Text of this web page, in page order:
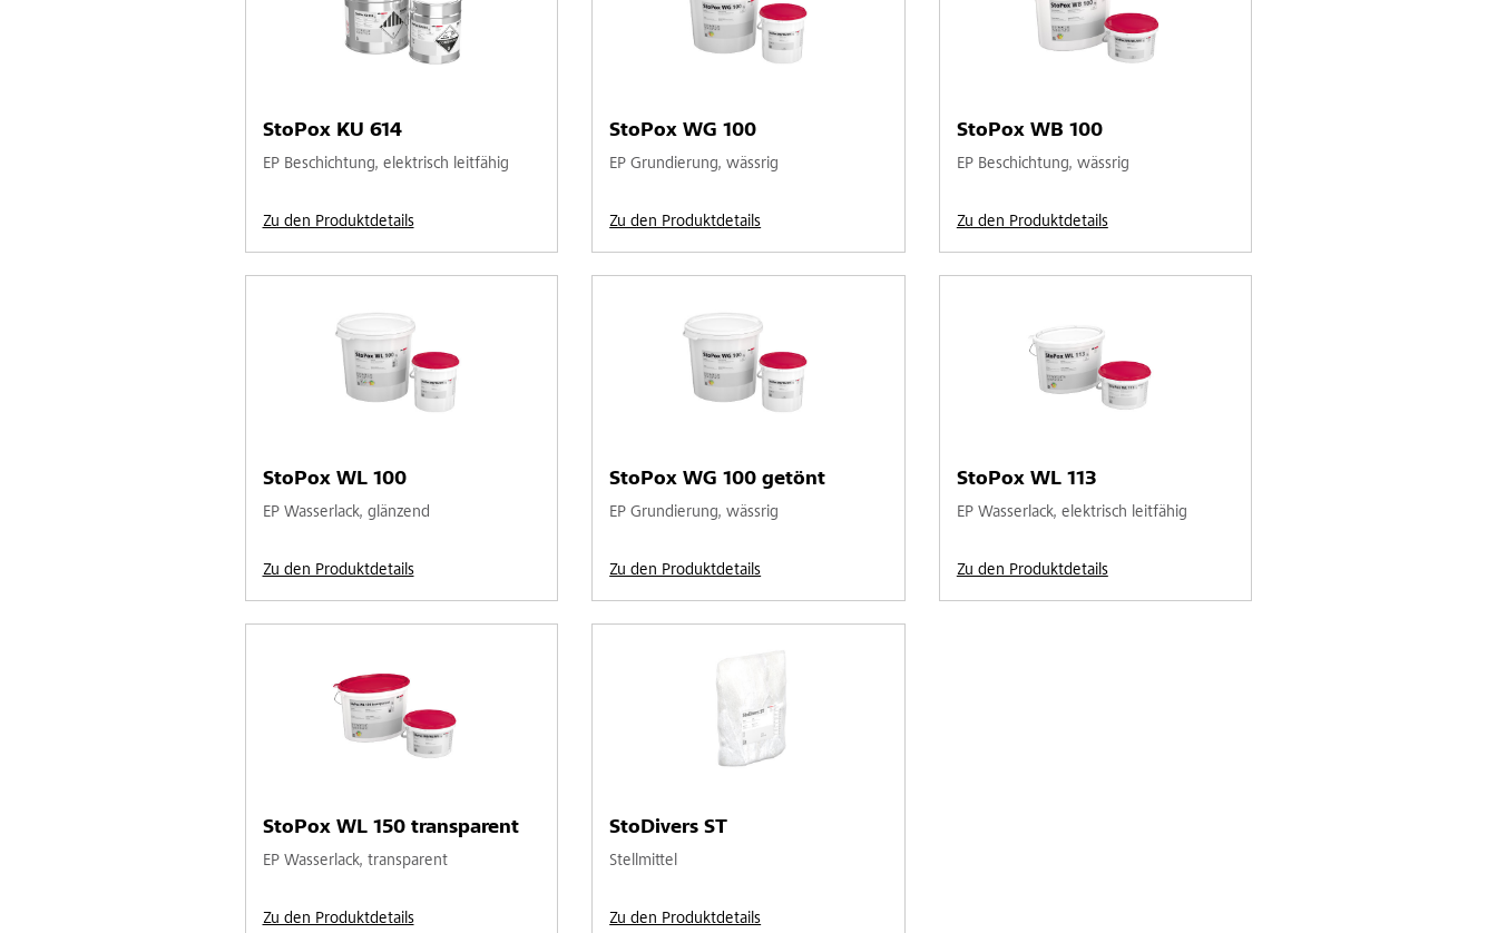
StoPox KU 614
EP Beschichtung, elektrisch leitfähig
Zu den Produktdetails
StoPox WG 100
EP Grundierung, wässrig
Zu den Produktdetails
StoPox WB 100
EP Beschichtung, wässrig
Zu den Produktdetails
StoPox WL 100
EP Wasserlack, glänzend
Zu den Produktdetails
StoPox WG 100 getönt
EP Grundierung, wässrig
Zu den Produktdetails
StoPox WL 113
EP Wasserlack, elektrisch leitfähig
Zu den Produktdetails
StoPox WL 150 transparent
EP Wasserlack, transparent
Zu den Produktdetails
StoDivers ST
Stellmittel
Zu den Produktdetails